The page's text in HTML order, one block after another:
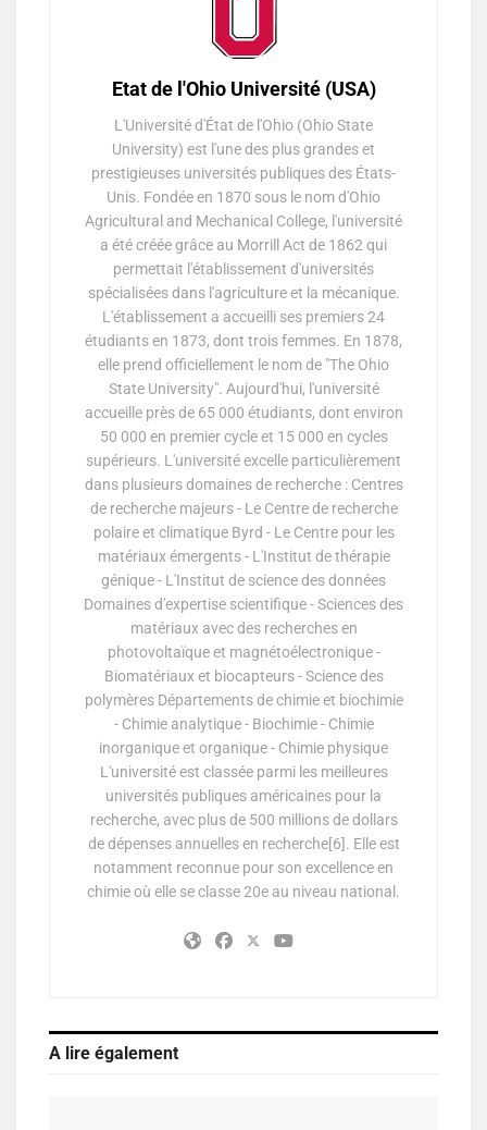
Etat de l'Ohio Université (USA)
L'Université d'État de l'Ohio (Ohio State
University) est l'une des plus grandes et
prestigieuses universités publiques des États-
Unis. Fondée en 1870 sous le nom d'Ohio
Agricultural and Mechanical College, l'université
a été créée grâce au Morrill Act de 1862 qui
permettait l'établissement d'universités
spécialisées dans l'agriculture et la mécanique.
L'établissement a accueilli ses premiers 24
étudiants en 1873, dont trois femmes. En 1878,
elle prend officiellement le nom de "The Ohio
State University". Aujourd'hui, l'université
accueille près de 65 000 étudiants, dont environ
50 000 en premier cycle et 15 000 en cycles
supérieurs. L'université excelle particulièrement
dans plusieurs domaines de recherche : Centres
de recherche majeurs - Le Centre de recherche
polaire et climatique Byrd - Le Centre pour les
matériaux émergents - L'Institut de thérapie
génique - L'Institut de science des données
Domaines d'expertise scientifique - Sciences des
matériaux avec des recherches en
photovoltaïque et magnétoélectronique -
Biomatériaux et biocapteurs - Science des
polymères Départements de chimie et biochimie
- Chimie analytique - Biochimie - Chimie
inorganique et organique - Chimie physique
L'université est classée parmi les meilleures
universités publiques américaines pour la
recherche, avec plus de 500 millions de dollars
de dépenses annuelles en recherche[6]. Elle est
notamment reconnue pour son excellence en
chimie où elle se classe 20e au niveau national.
A lire également